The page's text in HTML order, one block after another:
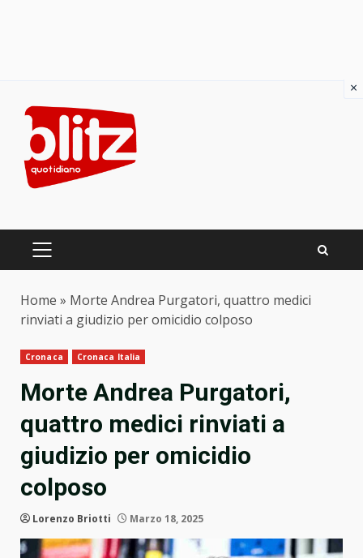
content
PRIMARY
Home » Morte Andrea Purgatori, quattro medici
rinviati a giudizio per omicidio colposo
Cronaca Cronaca Italia
Morte Andrea Purgatori,
quattro medici rinviati a
giudizio per omicidio
colposo
Lorenzo Briotti Marzo 18, 2025
×